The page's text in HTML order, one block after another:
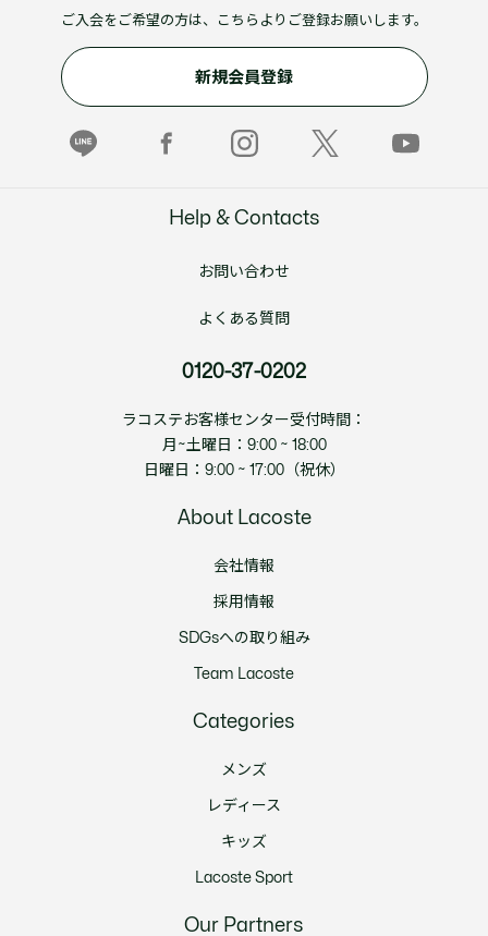
ご入会をご希望の方は、こちらよりご登録お願いします。
新規会員登録
Help & Contacts
お問い合わせ
よくある質問
0120-37-0202
ラコステお客様センター受付時間：
月~土曜日：9:00 ~ 18:00
日曜日：9:00 ~ 17:00（祝休）
About Lacoste
会社情報
採用情報
SDGsへの取り組み
Team Lacoste
Categories
メンズ
レディース
キッズ
Lacoste Sport
Our Partners